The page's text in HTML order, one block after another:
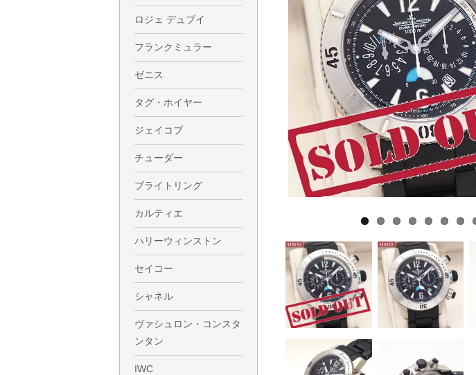
ロジェ デュブイ
フランクミュラー
ゼニス
タグ・ホイヤー
ジェイコブ
チューダー
ブライトリング
カルティエ
ハリーウィンストン
セイコー
シャネル
ヴァシュロン・コンスタ
ンタン
IWC